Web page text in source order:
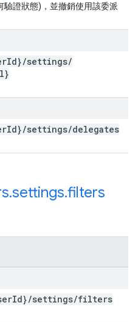
驗證狀態)，並撤銷使用該委派
Id}/settings/
Id}/settings/delegates
.settings.filters
Id}/settings/filters